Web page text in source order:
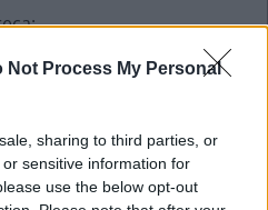
Not Process My Personal
sharing to third parties, or
sensitive information for
use the below opt-out
: